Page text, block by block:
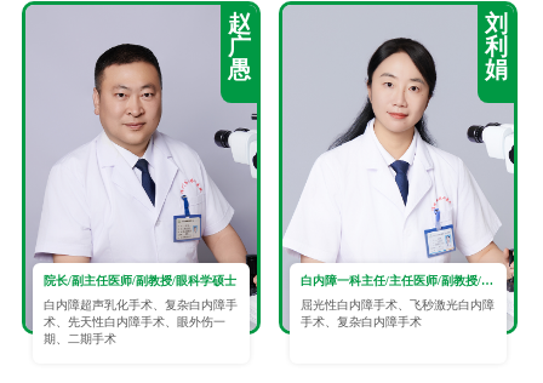
赵
广
愚
院长/副主任医师/副教授/眼科学硕士
白内障超声乳化手术、复杂白内障手
术、先天性白内障手术、眼外伤一
期、二期手术
刘
利
娟
白内障一科主任/主任医师/副教授/眼科学硕士
屈光性白内障手术、飞秒激光白内障
手术、复杂白内障手术